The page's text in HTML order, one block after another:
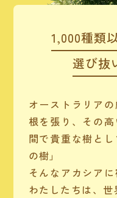
1,000種類
選び抜
オーストラリア
根を張り、その
間で貴重な樹と
の樹」
そんなアカシア
わたしたちは、